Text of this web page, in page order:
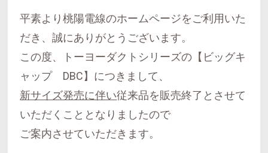
平素より桃陽電線のホームページをご利用いた
だき、誠にありがとうございます。
この度、トーヨーダクトシリーズの【ビッグキ
ャップ DBC】につきまして、
新サイズ発売に伴い従来品を販売終了とさせて
いただくこととなりましたので
ご案内させていただきます。